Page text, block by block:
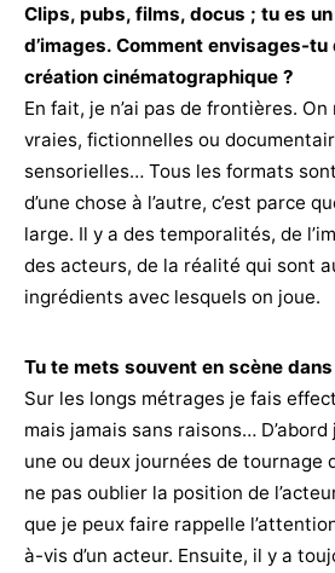
Clips, pubs, films, docus ; tu es
d’images. Comment envisages-
création cinématographique ?
En fait, je n’ai pas de frontières.
vraies, fictionnelles ou
sensorielles… Tous les formats
d’une chose à l’autre, c’est parce
large. Il y a des temporalités, de
des acteurs, de la réalité qui sont
ingrédients avec lesquels on joue.
Tu te mets souvent en scène
Sur les longs métrages je fais
mais jamais sans raisons… D’abord
une ou deux journées de tournage
ne pas oublier la position de
que je peux faire rappelle
à-vis d’un acteur. Ensuite, il y a